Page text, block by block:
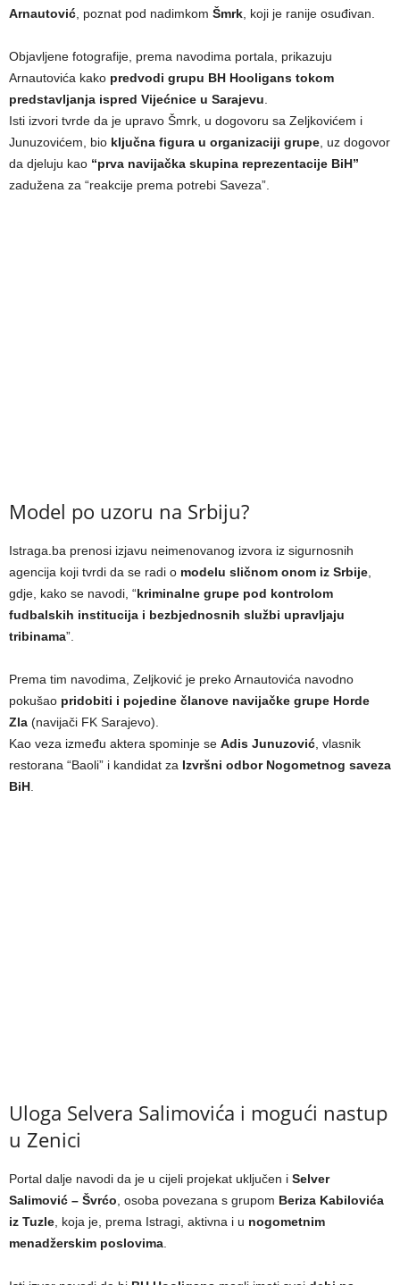
Arnautović , poznat pod nadimkom Šmrk , koji je ranije osuđivan.
Objavljene fotografije, prema navodima portala, prikazuju
Arnautovića kako predvodi grupu BH Hooligans tokom
predstavljanja ispred Vijećnice u Sarajevu
Isti izvori tvrde da je upravo Šmrk, u dogovoru sa Zeljkovićem i
Junuzovićem, bio ključna figura u organizaciji grupe , uz dogovor
da djeluju kao “prva navijačka skupina reprezentacije BiH”
zadužena za “reakcije prema potrebi Saveza”.
Model po uzoru na Srbiju?
Istraga.ba prenosi izjavu neimenovanog izvora iz sigurnosnih
agencija koji tvrdi da se radi o modelu sličnom onom iz Srbije
gdje, kako se navodi, “kriminalne grupe pod kontrolom
fudbalskih institucija i bezbjednosnih službi upravljaju
tribinama”.
Prema tim navodima, Zeljković je preko Arnautovića navodno
pokušao pridobiti i pojedine članove navijačke grupe Horde
Zla (navijači FK Sarajevo).
Kao veza između aktera spominje se Adis Junuzović , vlasnik
restorana “Baoli” i kandidat za Izvršni odbor Nogometnog saveza
BiH
Uloga Selvera Salimovića i mogući nastup
u Zenici
Portal dalje navodi da je u cijeli projekat uključen i Selver
Salimović – Švrćo , osoba povezana s grupom Beriza Kabilovića
iz Tuzle , koja je, prema Istragi, aktivna i u nogometnim
menadžerskim poslovima